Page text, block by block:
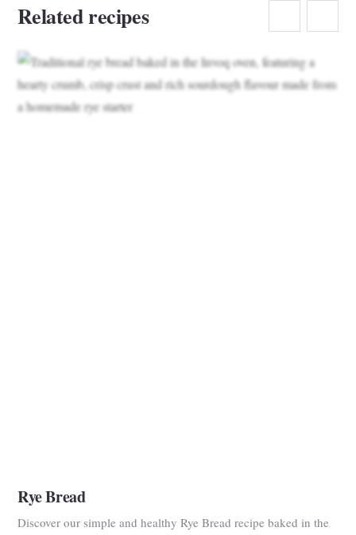
Related recipes
Rye Bread
Discover our simple and healthy Rye Bread recipe baked in the